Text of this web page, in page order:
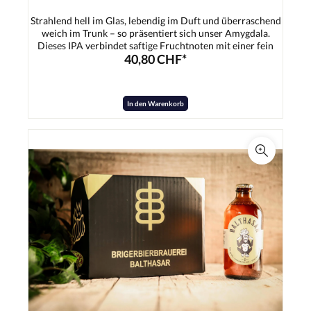
Strahlend hell im Glas, lebendig im Duft und überraschend
weich im Trunk – so präsentiert sich unser Amygdala.
Dieses IPA verbindet saftige Fruchtnoten mit einer fein
ausbalancierten Hopfenbittere und beweist, dass ein India
die frische Zitrus- und Tropenfruchtaromatik und sorgt für
ein angenehm rundes Mundgefühl. Die Bittere bleibt
präsent, aber nie dominant – genau richtig, um Lust auf den
nächsten Schluck zu machen.Zutaten:Wasser, Gerstenmalz,
40,80 CHF*
In den Warenkorb